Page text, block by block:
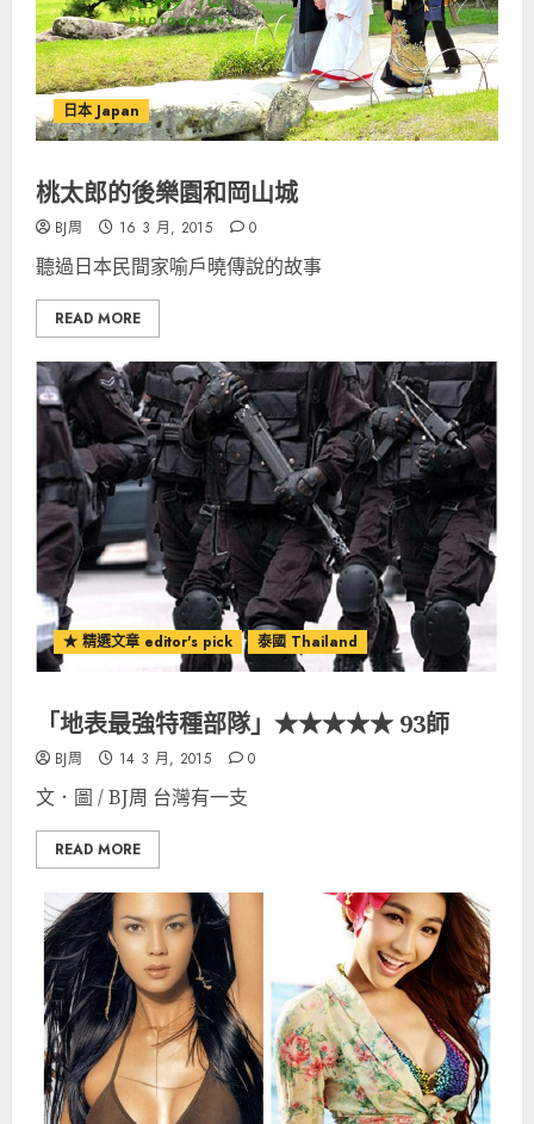
日本 Japan
桃太郎的後樂園和岡山城
BJ周 16 3 月, 2015 0
聽過日本民間家喻戶曉傳說的故事
READ MORE
★ 精選文章 editor's pick 泰國 Thailand
「地表最強特種部隊」★★★★★ 93師
BJ周 14 3 月, 2015 0
文．圖 / BJ周 台灣有一支
READ MORE